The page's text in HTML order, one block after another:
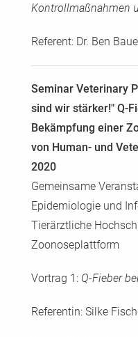
Kontrollmaßnahmen
Referent: Dr. Ben
Seminar Veterinary
sind wir stärker!" Q-
Bekämpfung einer
von Human- und
2020
Gemeinsame
Epidemiologie und
Tierärztliche
Zoonoseplattform
Vortrag 1: Q-Fieber
Referentin: Silke